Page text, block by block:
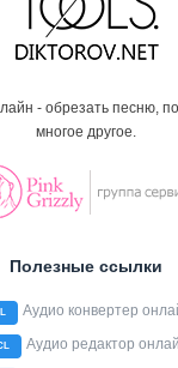
- обрезать песню,
многое другое.
Полезные ссылки
Аудио конвертер
Аудио редактор